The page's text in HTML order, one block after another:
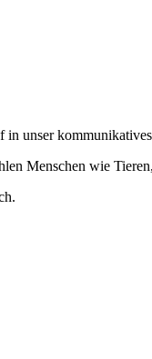
in unser
Menschen wie